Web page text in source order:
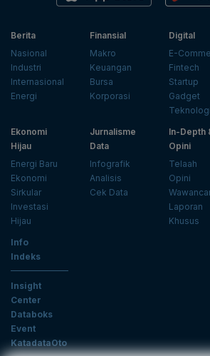
Berita
Nasional
Industri
Internasional
Energi
Finansial
Makro
Keuangan
Bursa
Korporasi
Digital
E-
Fintech
Startup
Gadget
Teknologi
Ekonomi
Hijau
Energi Baru
Ekonomi
Sirkular
Investasi
Hijau
Jurnalisme
Data
Infografik
Analisis
Cek Data
In-Depth
Opini
Telaah
Opini
Laporan
Khusus
Info
Indeks
Insight
Center
Databoks
Event
KatadataOto